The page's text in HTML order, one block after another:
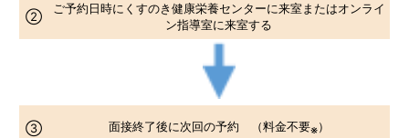
②
ご予約日時にくすのき健康栄養センターに来室またはオンライ
ン指導室に来室する
③ 面接終了後に次回の予約 （料金不要※）